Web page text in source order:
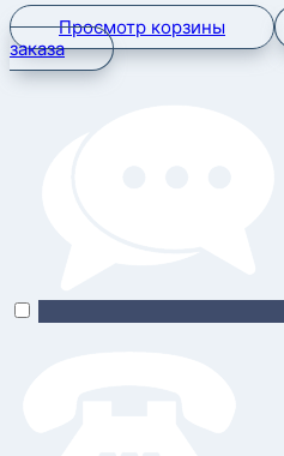
Просмотр корзины
заказа